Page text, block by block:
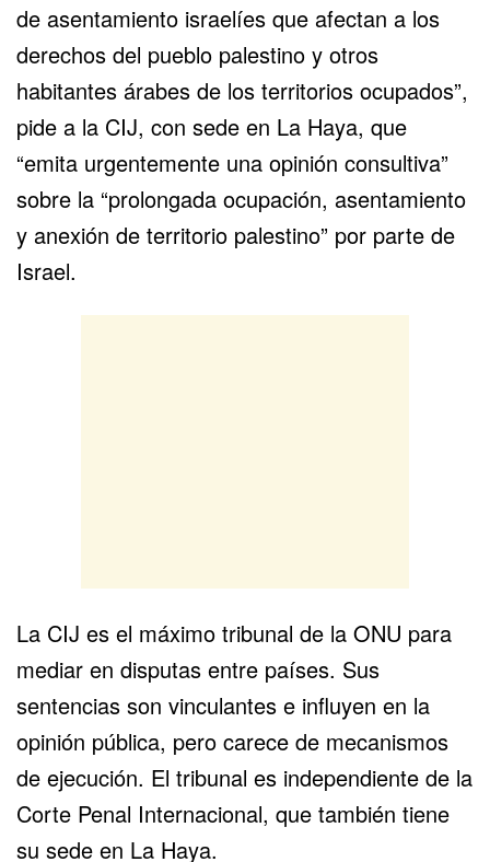
de asentamiento israelíes que afectan a los
derechos del pueblo palestino y otros
habitantes árabes de los territorios ocupados”,
pide a la CIJ, con sede en La Haya, que
“emita urgentemente una opinión consultiva”
sobre la “prolongada ocupación, asentamiento
y anexión de territorio palestino” por parte de
Israel.
La CIJ es el máximo tribunal de la ONU para
mediar en disputas entre países. Sus
sentencias son vinculantes e influyen en la
opinión pública, pero carece de mecanismos
de ejecución. El tribunal es independiente de la
Corte Penal Internacional, que también tiene
su sede en La Haya.